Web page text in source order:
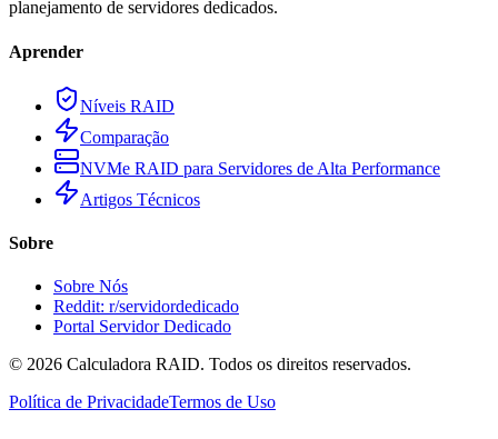
planejamento de servidores dedicados.
Aprender
Níveis RAID
Comparação
NVMe RAID para Servidores de Alta Performance
Artigos Técnicos
Sobre
Sobre Nós
Reddit: r/servidordedicado
Portal Servidor Dedicado
© 2026 Calculadora RAID. Todos os direitos reservados.
Política de PrivacidadeTermos de Uso